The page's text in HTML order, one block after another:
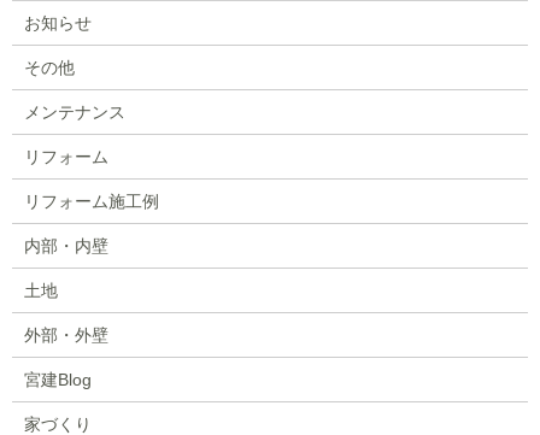
お知らせ
その他
メンテナンス
リフォーム
リフォーム施工例
内部・内壁
土地
外部・外壁
宮建Blog
家づくり